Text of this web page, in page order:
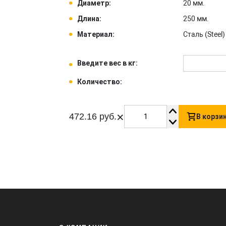
Диаметр:
20 мм.
Длина:
250 мм.
Материал:
Сталь (Steel) .
Введите вес в кг:
Количество:
472.16 руб.× В